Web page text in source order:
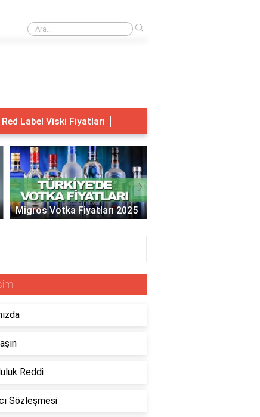
KVK yetkili servis nasıl bulunur?
Red Label Viski Fiyatları
Migros Votka Fiyatları 2025
›
Reddi
Sözleşmesi